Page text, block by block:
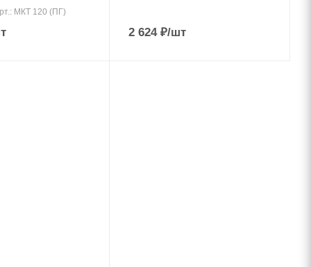
МКТ 120 (ПГ)
2 624₽/шт